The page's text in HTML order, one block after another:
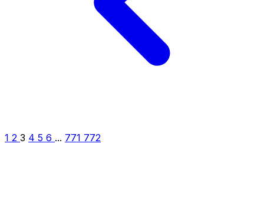
1 2 3 4 5 6 ... 771 772